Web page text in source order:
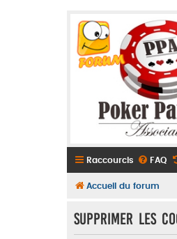
Raccourcis FAQ
Accueil du forum
Supprimer les